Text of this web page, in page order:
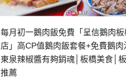
每月初一鵝肉飯免費「呈信鵝肉板
店」高CP值鵝肉飯套餐+免費鵝肉
東泉辣椒醬有夠銷魂│板橋美食│
推薦